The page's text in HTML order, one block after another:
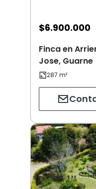
$6.900.000
Finca en
Jose, Guarne